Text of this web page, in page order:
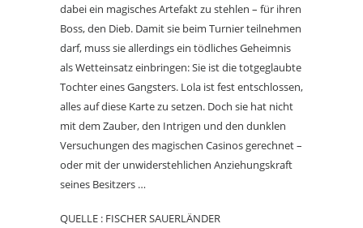
dabei ein magisches Artefakt zu stehlen – für ihren
Boss, den Dieb. Damit sie beim Turnier teilnehmen
darf, muss sie allerdings ein tödliches Geheimnis
als Wetteinsatz einbringen: Sie ist die totgeglaubte
Tochter eines Gangsters. Lola ist fest entschlossen,
alles auf diese Karte zu setzen. Doch sie hat nicht
mit dem Zauber, den Intrigen und den dunklen
Versuchungen des magischen Casinos gerechnet –
oder mit der unwiderstehlichen Anziehungskraft
seines Besitzers …
QUELLE : FISCHER SAUERLÄNDER